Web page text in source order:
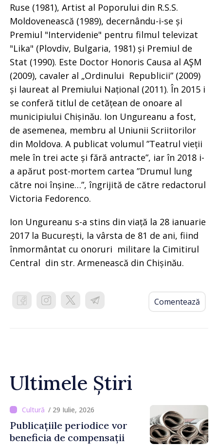
Ruse (1981), Artist al Poporului din R.S.S.
Moldovenească (1989), decernându-i-se și
Premiul "Intervidenie" pentru filmul televizat
"Lika" (Plovdiv, Bulgaria, 1981) și Premiul de
Stat (1990). Este Doctor Honoris Causa al AŞM
(2009), cavaler al „Ordinului Republicii” (2009)
și laureat al Premiului Național (2011). În 2015 i
se conferă titlul de cetățean de onoare al
municipiului Chișinău. Ion Ungureanu a fost,
de asemenea, membru al Uniunii Scriitorilor
din Moldova. A publicat volumul ”Teatrul vieții
mele în trei acte și fără antracte”, iar în 2018 i-
a apărut post-mortem cartea ”Drumul lung
către noi înșine…”, îngrijită de către redactorul
Victoria Fedorenco.
Ion Ungureanu s-a stins din viață la 28 ianuarie
2017 la București, la vârsta de 81 de ani, fiind
înmormântat cu onoruri militare la Cimitirul
Central din str. Armenească din Chișinău.
Comentează
Ultimele Știri
/ 29 Iulie, 2026
Publicațiile periodice vor
beneficia de compensații